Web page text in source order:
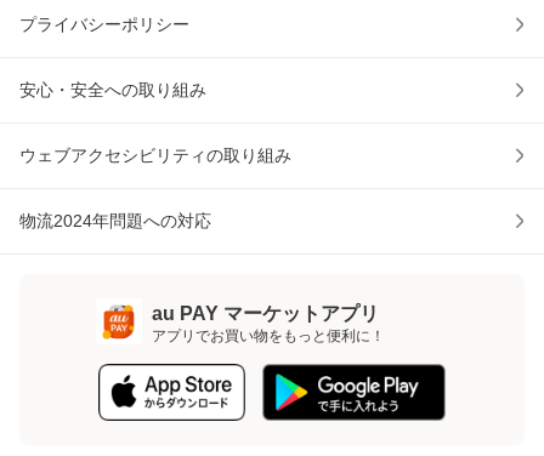
プライバシーポリシー
安心・安全への取り組み
ウェブアクセシビリティの取り組み
物流2024年問題への対応
au PAY マーケットアプリ
アプリでお買い物をもっと便利に！